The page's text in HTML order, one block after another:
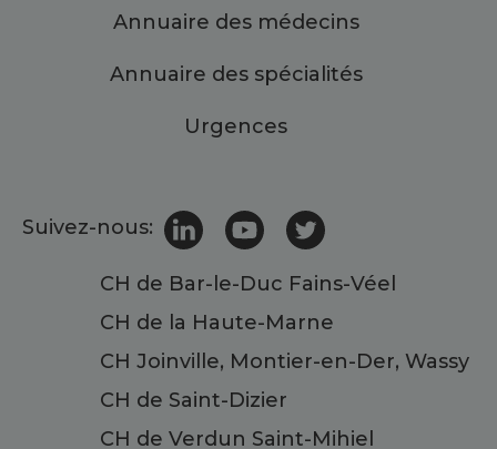
Annuaire des médecins
Annuaire des spécialités
Urgences
Suivez-nous:
CH de Bar-le-Duc Fains-Véel
CH de la Haute-Marne
CH Joinville, Montier-en-Der, Wassy
CH de Saint-Dizier
CH de Verdun Saint-Mihiel